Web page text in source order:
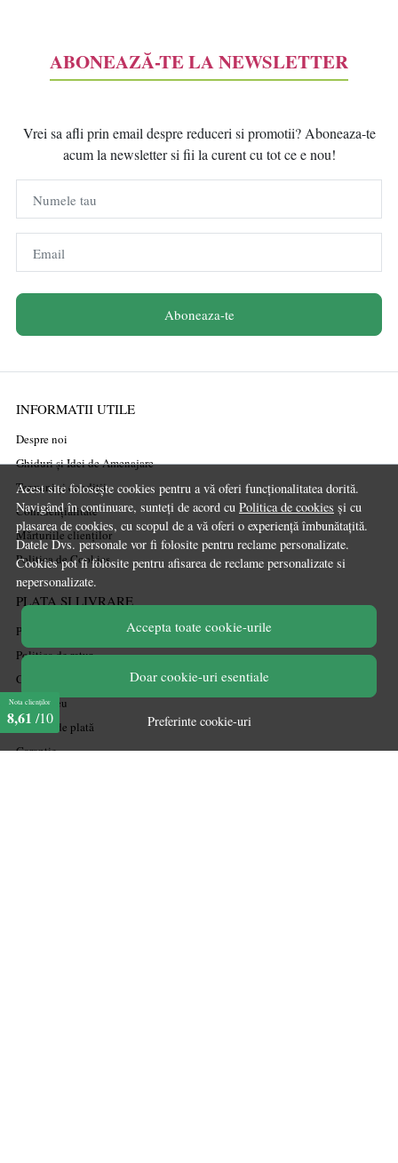
Acest site folosește cookies pentru a vă oferi funcționalitatea dorită.
Navigând în continuare, sunteți de acord cu Politica de cookies și cu
plasarea de cookies, cu scopul de a vă oferi o experiență îmbunătațită.
Datele Dvs. personale vor fi folosite pentru reclame personalizate.
Cookies pot fi folosite pentru afisarea de reclame personalizate si
nepersonalizate.
Accepta toate cookie-urile
Doar cookie-uri esentiale
Preferinte cookie-uri
ABONEAZĂ-TE LA NEWSLETTER
Vrei sa afli prin email despre reduceri si promotii? Aboneaza-te
acum la newsletter si fii la curent cu tot ce e nou!
Numele tau
Email
Aboneaza-te
INFORMATII UTILE
Despre noi
Ghiduri și Idei de Amenajare
Termeni și condiții
Confidențialitate
Mărturiile clienților
Politica de Cookies
PLATA SI LIVRARE
Politica de transport
Politica de retur
Cum cumpăr
Coșul meu
Metode de plată
Garanție
Nota clienților
8,61 /10